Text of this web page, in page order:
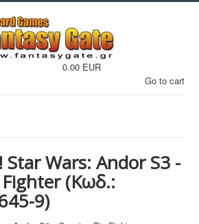
0.00 EUR
Go to cart
Star Wars: Andor S3 -
Fighter(Κωδ.:
9)